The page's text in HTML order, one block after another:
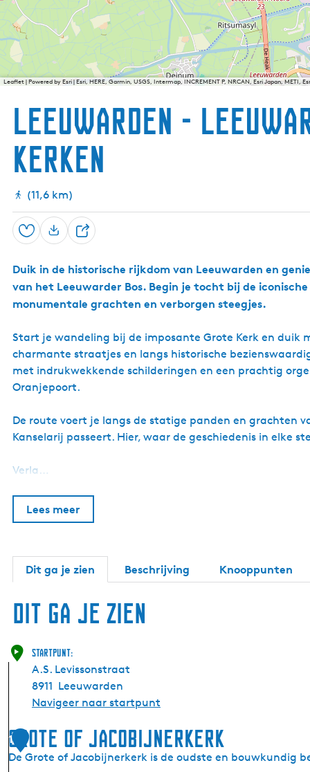
Leaflet|Powered by Esri | Esri, HERE, Garmin, USGS, Intermap, INCREMENT P, NRCAN, Esri Japan,
Leeuwarden -
kerken
(11,6 km)
Opslaan
D
e
l
Duik in de historische rijkdom van Leeuwarden en
van het Leeuwarder Bos. Begin je tocht bij de
monumentale grachten en verborgen steegjes.
Start je wandeling bij de imposante Grote Kerk en duik
charmante straatjes en langs historische
met indrukwekkende schilderingen en een prachtig
Oranjepoort.
De route voert je langs de statige panden en grachten
Kanselarij passeert. Hier, waar de geschiedenis in elke
Verla…
Lees meer
Dit ga je zien Beschrijving Knooppunten
Dit ga je zien
Startpunt:
A.S. Levissonstraat
8911 Leeuwarden
Navigeer naar startpunt
1
Grote of Jacobijnerkerk
De Grote of Jacobijnerkerk is de oudste en bouwkundig